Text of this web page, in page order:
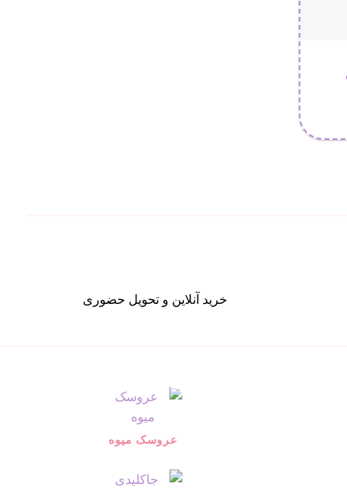
202.400 تومان.
خرید آنلاین و تحویل حضوری
عروسک میوه